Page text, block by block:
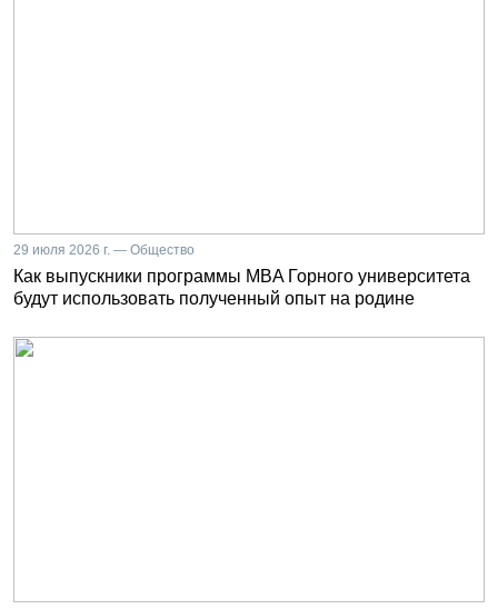
29 июля 2026 г. — Общество
Как выпускники программы MBA Горного университета
будут использовать полученный опыт на родине